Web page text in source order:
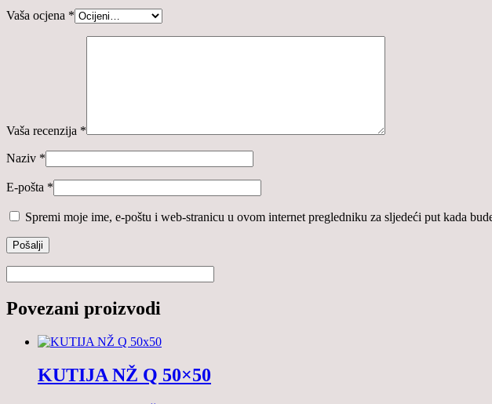
Vaša ocjena *
Vaša recenzija *
Naziv *
E-pošta *
Spremi moje ime, e-poštu i web-stranicu u ovom internet pregledniku za sljedeći put kada
Povezani proizvodi
KUTIJA NŽ Q 50×50